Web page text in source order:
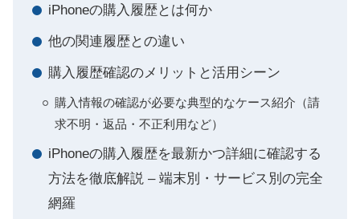
iPhoneの購入履歴とは何か
他の関連履歴との違い
購入履歴確認のメリットと活用シーン
購入情報の確認が必要な典型的なケース紹介（請
求不明・返品・不正利用など）
iPhoneの購入履歴を最新かつ詳細に確認する
方法を徹底解説 – 端末別・サービス別の完全
網羅